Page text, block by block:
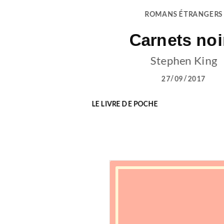
ROMANS ÉTRANGERS
Carnets
Stephen King
27/09/2017
LE LIVRE DE POCHE